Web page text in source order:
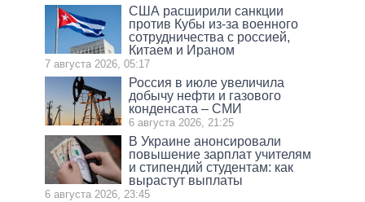
США расширили санкции
против Кубы из-за военного
сотрудничества с россией,
Китаем и Ираном
7 августа 2026, 05:17
Россия в июле увеличила
добычу нефти и газового
конденсата – СМИ
6 августа 2026, 21:25
В Украине анонсировали
повышение зарплат учителям
и стипендий студентам: как
вырастут выплаты
6 августа 2026, 23:45